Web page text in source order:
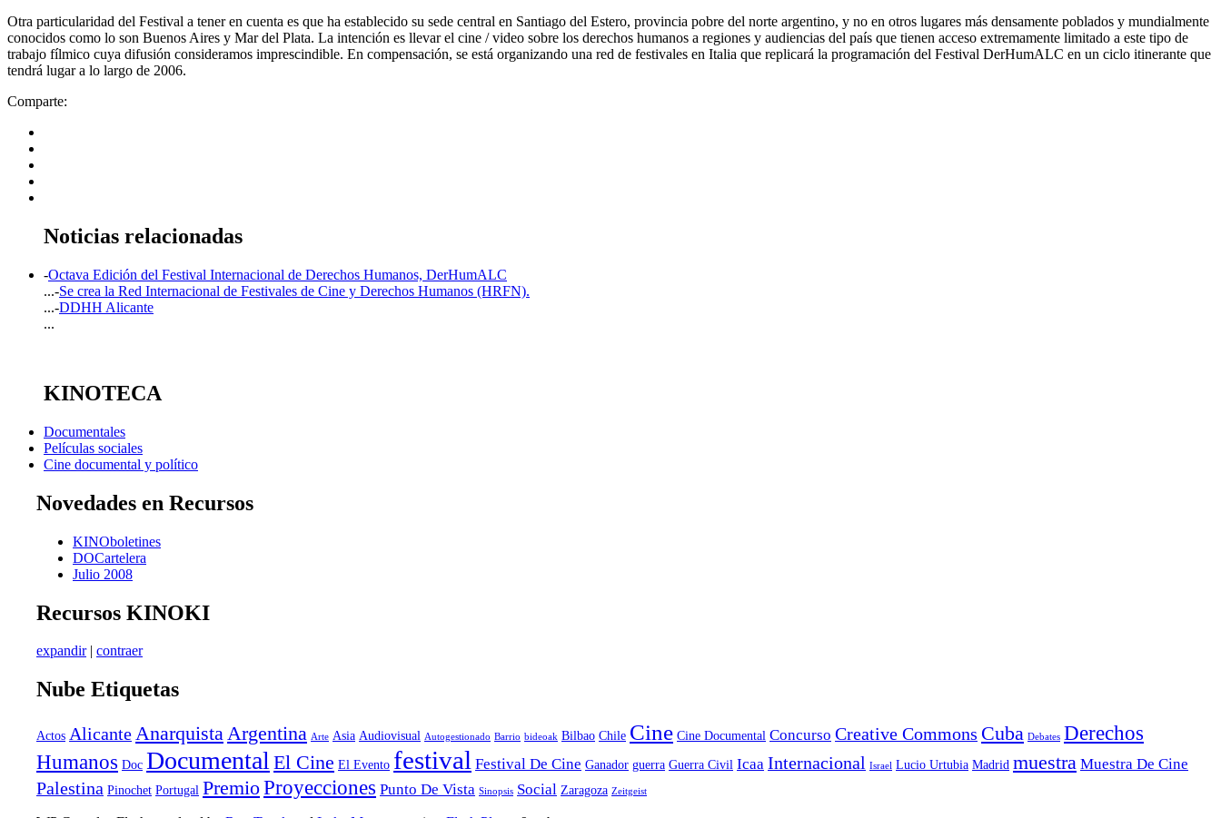
Otra particularidad del Festival a tener en cuenta es que ha establecido su sede central en Santiago del Estero, provincia pobre del norte argentino, y no en otros lugares más densamente poblados y mundialmente
conocidos como lo son Buenos Aires y Mar del Plata. La intención es llevar el cine / video sobre los derechos humanos a regiones y audiencias del paí­s que tienen acceso extremamente limitado a este tipo de
trabajo fí­lmico cuya difusión consideramos imprescindible. En compensación, se está organizando una red de festivales en Italia que replicará la programación del Festival DerHumALC en un ciclo itinerante que
tendrá lugar a lo largo de 2006.
Comparte:
Noticias relacionadas
-Octava Edición del Festival Internacional de Derechos Humanos, DerHumALC
...-Se crea la Red Internacional de Festivales de Cine y Derechos Humanos (HRFN).
...-DDHH Alicante
...
KINOTECA
Documentales
Películas sociales
Cine documental y político
Novedades en Recursos
KINOboletines
DOCartelera
Julio 2008
Recursos KINOKI
expandir| contraer
Nube Etiquetas
Actos AlicanteAnarquistaArgentina Arte Asia Audiovisual Autogestionado Barrio bideoak Bilbao Chile Cine Cine Documental Concurso Creative Commons Cuba Debates Derechos
Humanos Doc DocumentalEl Cine El Evento festival Festival De Cine Ganador guerra Guerra Civil Icaa Internacional Israel Lucio Urtubia Madrid muestra Muestra De Cine
Palestina Pinochet Portugal PremioProyecciones Punto De Vista Sinopsis Social Zaragoza Zeitgeist